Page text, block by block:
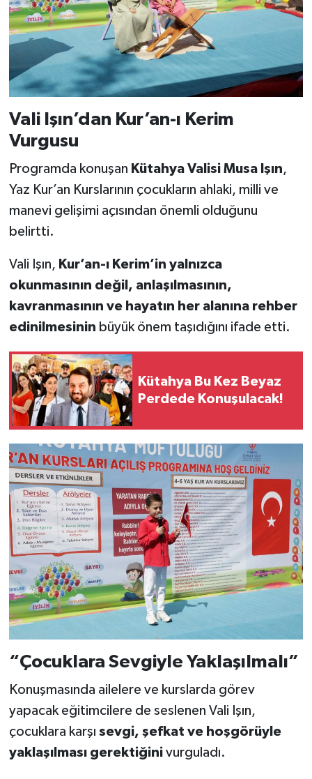
Vali Işın’dan Kur’an-ı Kerim
Vurgusu
Programda konuşan Kütahya Valisi Musa Işın,
Yaz Kur’an Kurslarının çocukların ahlaki, milli ve
manevi gelişimi açısından önemli olduğunu
belirtti.
Vali Işın, Kur’an-ı Kerim’in yalnızca
okunmasının değil, anlaşılmasının,
kavranmasının ve hayatın her alanına rehber
edinilmesinin büyük önem taşıdığını ifade etti.
Kütahya Bu Kez Beyaz
Perdede Konuşulacak!
“Çocuklara Sevgiyle Yaklaşılmalı”
Konuşmasında ailelere ve kurslarda görev
yapacak eğitimcilere de seslenen Vali Işın,
çocuklara karşı sevgi, şefkat ve hoşgörüyle
yaklaşılması gerektiğinivurguladı.